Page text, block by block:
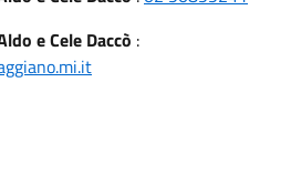
e Cele Daccò :